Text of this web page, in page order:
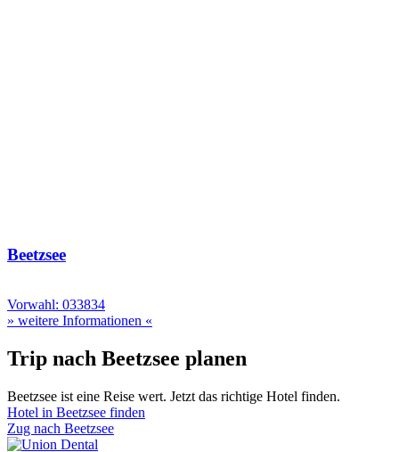
Beetzsee
Vorwahl: 033834
» weitere Informationen «
Trip nach Beetzsee planen
Beetzsee ist eine Reise wert. Jetzt das richtige Hotel finden.
Hotel in Beetzsee finden
Zug nach Beetzsee